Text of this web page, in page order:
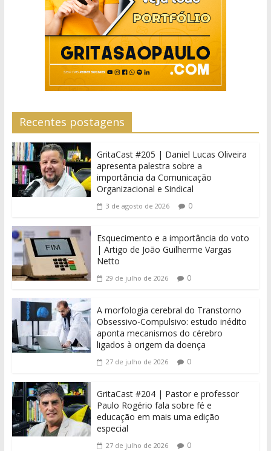
Recentes postagens
GritaCast #205 | Daniel Lucas Oliveira
apresenta palestra sobre a
importância da Comunicação
Organizacional e Sindical
3 de agosto de 2026 0
Esquecimento e a importância do voto
| Artigo de João Guilherme Vargas
Netto
29 de julho de 2026 0
A morfologia cerebral do Transtorno
Obsessivo-Compulsivo: estudo inédito
aponta mecanismos do cérebro
ligados à origem da doença
27 de julho de 2026 0
GritaCast #204 | Pastor e professor
Paulo Rogério fala sobre fé e
educação em mais uma edição
especial
27 de julho de 2026 0